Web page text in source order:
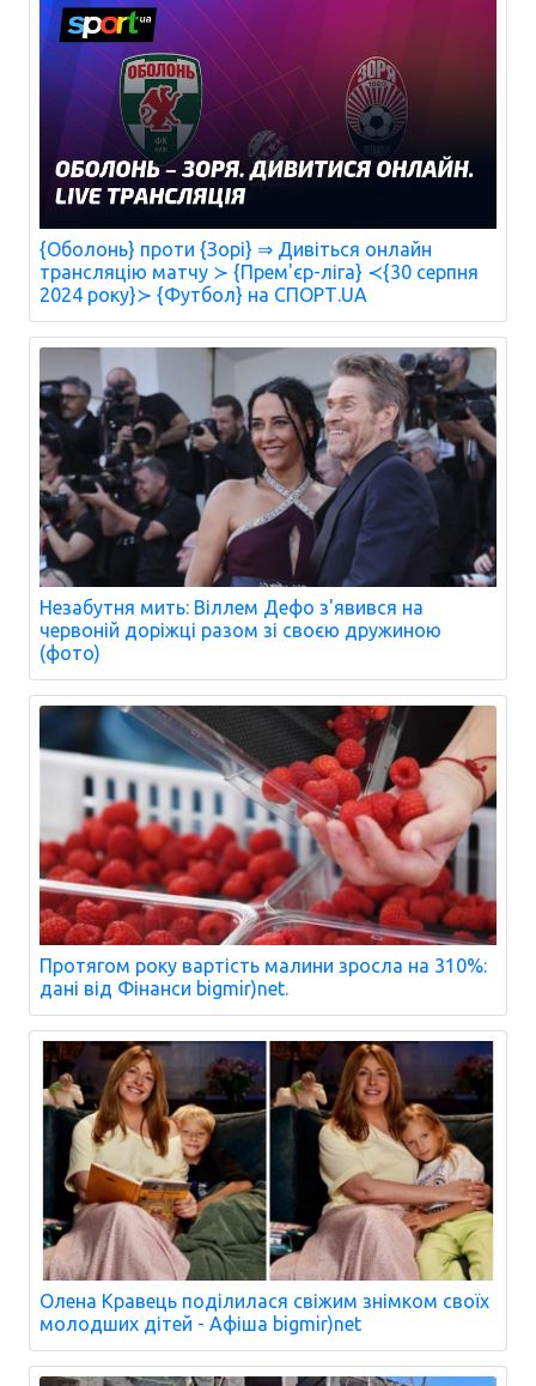
{Оболонь} проти {Зорі} ⇒ Дивіться онлайн
трансляцію матчу ≻ {Прем'єр-ліга} ≺{30 серпня
2024 року}≻ {Футбол} на СПОРТ.UA
Незабутня мить: Віллем Дефо з'явився на
червоній доріжці разом зі своєю дружиною
(фото)
Протягом року вартість малини зросла на 310%:
дані від Фінанси bigmir)net.
Олена Кравець поділилася свіжим знімком своїх
молодших дітей - Афіша bigmir)net